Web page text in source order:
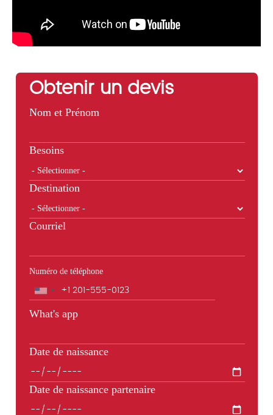
Obtenir un devis
Nom et Prénom
Besoins
Destination
Courriel
Numéro de téléphone
Téléphone
What's app
Date de naissance
Date de naissance partenaire